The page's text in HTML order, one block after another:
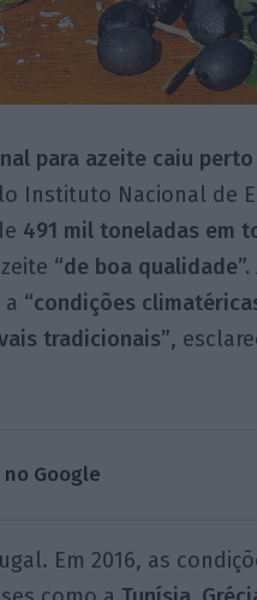
para azeite caiu perto
Instituto Nacional de
491 mil toneladas em
“de boa qualidade”.
“condições
tradicionais”,
Google
Em 2016, as